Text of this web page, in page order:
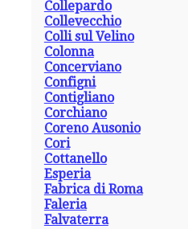
Collepardo
Collevecchio
Colli sul Velino
Colonna
Concerviano
Configni
Contigliano
Corchiano
Coreno Ausonio
Cori
Cottanello
Esperia
Fabrica di Roma
Faleria
Falvaterra